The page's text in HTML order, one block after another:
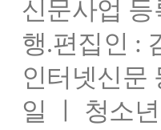
신문사업 등
행.편집인 :
인터넷신문
일 ㅣ 청소